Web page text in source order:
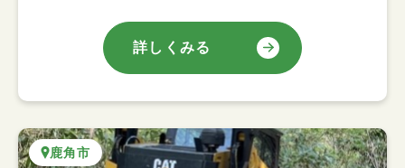
詳しくみる
鹿角市